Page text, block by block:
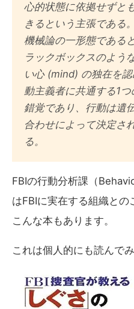
心的状態に依拠せずと
きるという主張である
機械論の一形態である
ラックボックスのよう
い心 (mind) の独在を
動主義者に共通する1
錯覚であり、行動は遺
合わせによって決定さ
る。
FBIの行動分析課（
はFBIに実在する組織との
こんな本もあります。
これは個人的にも読んで